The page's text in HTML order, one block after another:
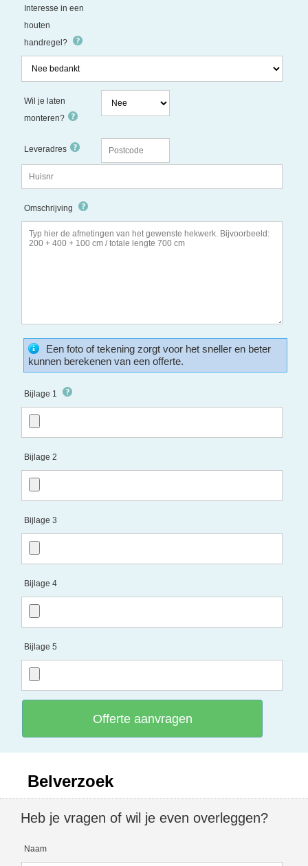
Interesse in een
houten
handregel?
Wil je laten
monteren?
Leveradres
Omschrijving
Een foto of tekening zorgt voor het sneller en beter
kunnen berekenen van een offerte.
Bijlage 1
Bijlage 2
Bijlage 3
Bijlage 4
Bijlage 5
Offerte aanvragen
Belverzoek
Heb je vragen of wil je even overleggen?
Naam